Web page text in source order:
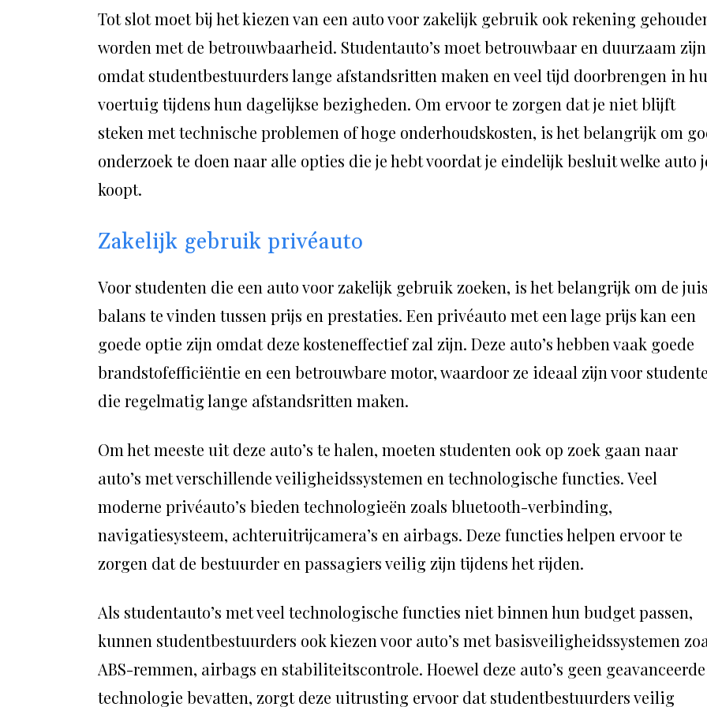
Tot slot moet bij het kiezen van een auto voor zakelijk gebruik ook rekening
worden met de betrouwbaarheid. Studentauto’s moet betrouwbaar en duurzaam
omdat studentbestuurders lange afstandsritten maken en veel tijd doorbrengen in
voertuig tijdens hun dagelijkse bezigheden. Om ervoor te zorgen dat je niet blijft
steken met technische problemen of hoge onderhoudskosten, is het belangrijk om
onderzoek te doen naar alle opties die je hebt voordat je eindelijk besluit welke auto
koopt.
Zakelijk gebruik privéauto
Voor studenten die een auto voor zakelijk gebruik zoeken, is het belangrijk om de
balans te vinden tussen prijs en prestaties. Een privéauto met een lage prijs kan een
goede optie zijn omdat deze kosteneffectief zal zijn. Deze auto’s hebben vaak goede
brandstofefficiëntie en een betrouwbare motor, waardoor ze ideaal zijn voor
die regelmatig lange afstandsritten maken.
Om het meeste uit deze auto’s te halen, moeten studenten ook op zoek gaan naar
auto’s met verschillende veiligheidssystemen en technologische functies. Veel
moderne privéauto’s bieden technologieën zoals bluetooth-verbinding,
navigatiesysteem, achteruitrijcamera’s en airbags. Deze functies helpen ervoor te
zorgen dat de bestuurder en passagiers veilig zijn tijdens het rijden.
Als studentauto’s met veel technologische functies niet binnen hun budget passen,
kunnen studentbestuurders ook kiezen voor auto’s met basisveiligheidssystemen
ABS-remmen, airbags en stabiliteitscontrole. Hoewel deze auto’s geen geavanceerde
technologie bevatten, zorgt deze uitrusting ervoor dat studentbestuurders veilig